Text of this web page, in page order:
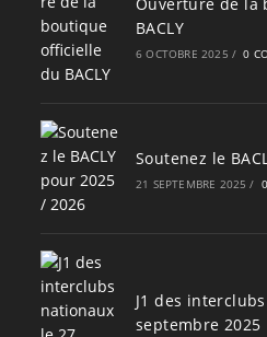
BACLY
6 OCTOBRE 2025 / 0
Soutenez le
21 SEPTEMBRE 2025 /
J1 des
septembre 2025